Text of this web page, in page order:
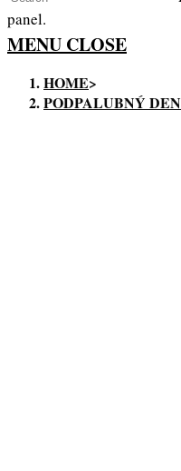
panel.
MENU CLOSE
HOME>
PODPALUBNÝ